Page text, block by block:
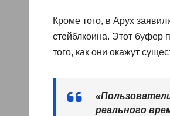
Кроме того, в Apyx
стейблкоина. Этот буфер
того, как они окажут
реального